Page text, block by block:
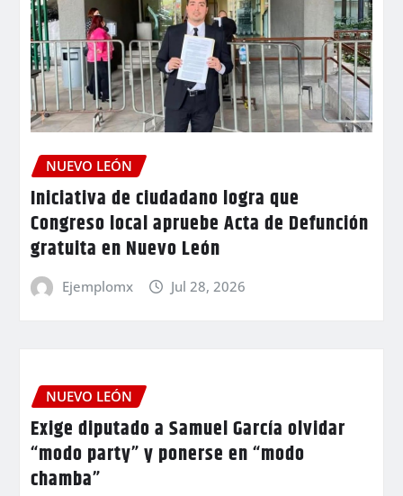
NUEVO LEÓN
Iniciativa de ciudadano logra que
Congreso local apruebe Acta de Defunción
gratuita en Nuevo León
Ejemplomx Jul 28, 2026
NUEVO LEÓN
Exige diputado a Samuel García olvidar
“modo party” y ponerse en “modo
chamba”